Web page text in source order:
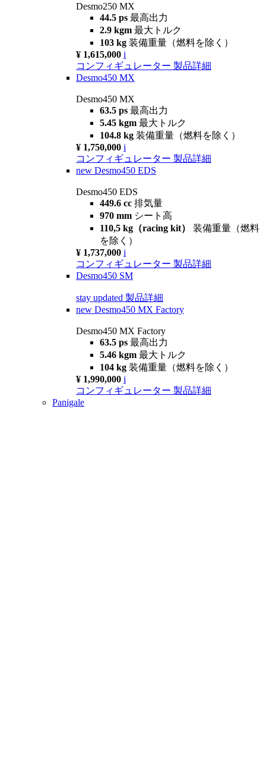
Desmo250 MX
44.5 ps 最高出力
2.9 kgm 最大トルク
103 kg 装備重量（燃料を除く）
¥ 1,615,000 i
コンフィギュレーター 製品詳細
Desmo450 MX
Desmo450 MX
63.5 ps 最高出力
5.45 kgm 最大トルク
104.8 kg 装備重量（燃料を除く）
¥ 1,750,000 i
コンフィギュレーター 製品詳細
new Desmo450 EDS
Desmo450 EDS
449.6 cc 排気量
970 mm シート高
110,5 kg（racing kit） 装備重量（燃料
を除く）
¥ 1,737,000 i
コンフィギュレーター 製品詳細
Desmo450 SM
stay updated 製品詳細
new Desmo450 MX Factory
Desmo450 MX Factory
63.5 ps 最高出力
5.46 kgm 最大トルク
104 kg 装備重量（燃料を除く）
¥ 1,990,000 i
コンフィギュレーター 製品詳細
Panigale